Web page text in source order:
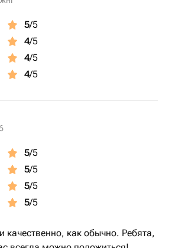
5/5
4/5
4/5
4/5
5/5
5/5
5/5
5/5
качественно, как обычно. Ребята,